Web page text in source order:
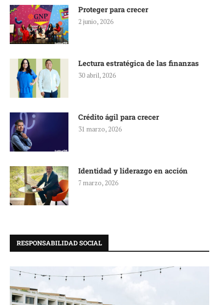
Proteger para crecer
2 junio, 2026
Lectura estratégica de las finanzas
30 abril, 2026
Crédito ágil para crecer
31 marzo, 2026
Identidad y liderazgo en acción
7 marzo, 2026
RESPONSABILIDAD SOCIAL